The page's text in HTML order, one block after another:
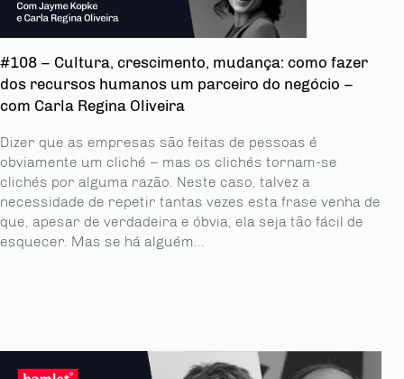
#108 – Cultura, crescimento, mudança: como fazer
dos recursos humanos um parceiro do negócio –
com Carla Regina Oliveira
Dizer que as empresas são feitas de pessoas é
obviamente um cliché – mas os clichés tornam-se
clichés por alguma razão. Neste caso, talvez a
necessidade de repetir tantas vezes esta frase venha de
que, apesar de verdadeira e óbvia, ela seja tão fácil de
esquecer. Mas se há alguém...